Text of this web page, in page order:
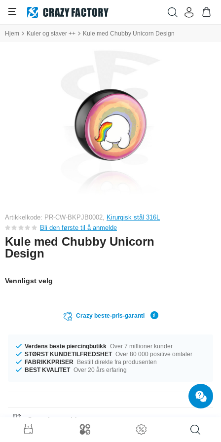
Hjem Kuler og staver ++ Kule med Chubby Unicorn Design
Artikkelkode: PR-CW-BKPJB0002, Kirurgisk stål 316L
Bli den første til å anmelde
Kule med Chubby Unicorn
Design
Vennligst velg
Crazy beste-pris-garanti
Verdens beste piercingbutikk Over 7 millioner kunder
STØRST KUNDETILFREDSHET Over 80 000 positive omtaler
FABRIKKPRISER
Bestill direkte fra produsenten
BEST KVALITET Over 20 års erfaring
Størrelsesguide